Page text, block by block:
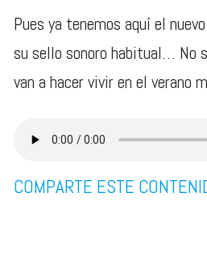
Pues ya tenemos aquí el
su sello sonoro habitual… No
van a hacer vivir en el verano
COMPARTE ESTE